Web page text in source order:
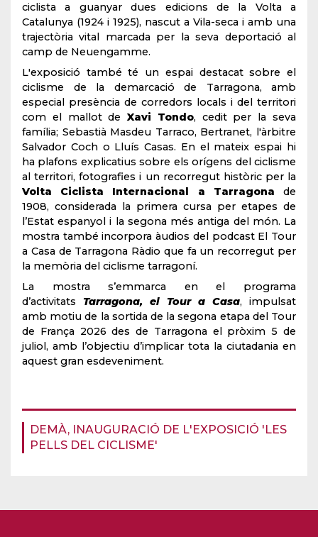
DEMÀ, INAUGURACIÓ DE L'EXPOSICIÓ 'LES
PELLS DEL CICLISME'
ciclista a guanyar dues edicions de la Volta a
Catalunya (1924 i 1925), nascut a Vila-seca i amb una
trajectòria vital marcada per la seva deportació al
camp de Neuengamme.
L'exposició també té un espai destacat sobre el
ciclisme de la demarcació de Tarragona, amb
especial presència de corredors locals i del territori
com el mallot de Xavi Tondo, cedit per la seva
família; Sebastià Masdeu Tarraco, Bertranet, l'àrbitre
Salvador Coch o Lluís Casas. En el mateix espai hi
ha plafons explicatius sobre els orígens del ciclisme
al territori, fotografies i un recorregut històric per la
Volta Ciclista Internacional a Tarragona de
1908, considerada la primera cursa per etapes de
l’Estat espanyol i la segona més antiga del món. La
mostra també incorpora àudios del podcast El Tour
a Casa de Tarragona Ràdio que fa un recorregut per
la memòria del ciclisme tarragoní.
La mostra s’emmarca en el programa
d’activitats Tarragona, el Tour a Casa, impulsat
amb motiu de la sortida de la segona etapa del Tour
de França 2026 des de Tarragona el pròxim 5 de
juliol, amb l’objectiu d’implicar tota la ciutadania en
aquest gran esdeveniment.